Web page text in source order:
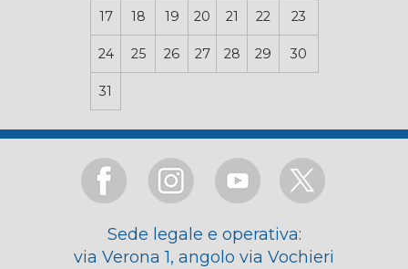
17 18 19 20 21 22 23
24 25 26 27 28 29 30
31
Sede legale e operativa:
via Verona 1, angolo via Vochieri